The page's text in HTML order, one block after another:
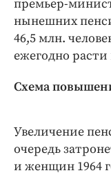
премьер-
нынешних
46,5 млн.
ежегодно
Схема
Увеличение
очередь
и женщин 1964